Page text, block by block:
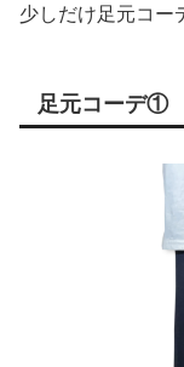
少しだけ足元コー
足元コーデ①